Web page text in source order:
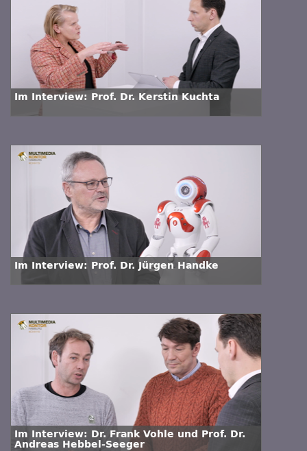
Im Interview: Prof. Dr. Kerstin Kuchta
Im Interview: Prof. Dr. Jürgen Handke
Im Interview: Dr. Frank Vohle und Prof. Dr.
Andreas Hebbel-Seeger